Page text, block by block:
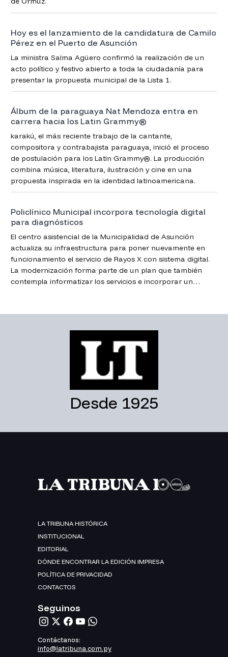
Hoy es el lanzamiento de la candidatura de Camilo
Pérez en el Puerto de Asunción
La ministra Salma Agüero confirmó la realización de un
acto político y festivo abierto a toda la ciudadanía para
presentar la propuesta municipal de la Lista 1.
Álbum de la paraguaya Nat Mendoza entra en
carrera hacia los Latin Grammy®
karakú, el más reciente trabajo de la cantante,
compositora y contrabajista paraguaya, inició el proceso
de postulación para los Latin Grammy®. La producción
combina música, literatura, ilustración y cine en una
propuesta inspirada en la identidad latinoamericana.
Policlínico Municipal incorpora tecnología digital
para diagnósticos
El centro asistencial de la Municipalidad de Asunción
actualiza su infraestructura para poner nuevamente en
funcionamiento el servicio de Rayos X con sistema digital.
La modernización forma parte de un plan que también
contempla informatizar los servicios e incorporar un
Desde 1925
LA TRIBUNA HISTÓRICA
INSTITUCIONAL
EDITORIAL
DÓNDE ENCONTRAR LA EDICIÓN IMPRESA
POLÍTICA DE PRIVACIDAD
CONTACTOS
Seguinos
Contáctanos:
info@latribuna.com.py